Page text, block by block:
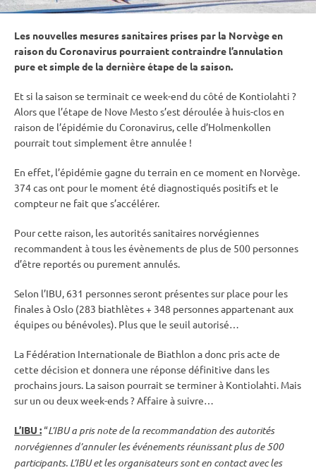
Les nouvelles mesures sanitaires prises par la Norvège en
raison du Coronavirus pourraient contraindre l’annulation
pure et simple de la dernière étape de la saison.
Et si la saison se terminait ce week-end du côté de Kontiolahti ?
Alors que l’étape de Nove Mesto s’est déroulée à huis-clos en
raison de l’épidémie du Coronavirus, celle d’Holmenkollen
pourrait tout simplement être annulée !
En effet, l’épidémie gagne du terrain en ce moment en Norvège.
374 cas ont pour le moment été diagnostiqués positifs et le
compteur ne fait que s’accélérer.
Pour cette raison, les autorités sanitaires norvégiennes
recommandent à tous les évènements de plus de 500 personnes
d’être reportés ou purement annulés.
Selon l’IBU, 631 personnes seront présentes sur place pour les
finales à Oslo (283 biathlètes + 348 personnes appartenant aux
équipes ou bénévoles). Plus que le seuil autorisé…
La Fédération Internationale de Biathlon a donc pris acte de
cette décision et donnera une réponse définitive dans les
prochains jours. La saison pourrait se terminer à Kontiolahti. Mais
sur un ou deux week-ends ? Affaire à suivre…
L’IBU :“L’IBUa pris note de la recommandation des autorités
norvégiennes d’annuler les événements réunissant plus de 500
participants. L’IBUet les organisateurs sont en contact avec les